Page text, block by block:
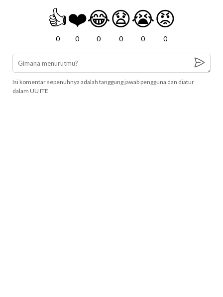
👍
0
❤️
0
😂
0
😧
0
😭
0
😡
0
Isi komentar sepenuhnya adalah tanggung jawab pengguna dan diatur
dalam UU ITE